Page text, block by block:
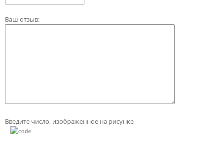
Ваш отзыв:
Введите число, изображенное на рисунке